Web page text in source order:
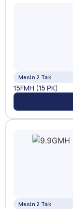
Mesin 2 Tak
15FMH (15 PK)
Mesin 2 Tak